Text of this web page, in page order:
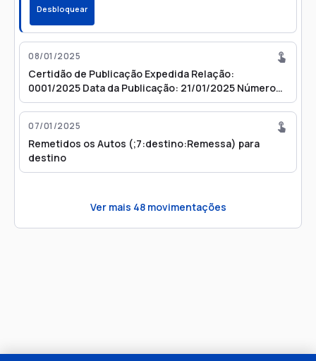
Desbloquear
08/01/2025
Certidão de Publicação Expedida Relação:
0001/2025 Data da Publicação: 21/01/2025 Número
do Diário: 4118
07/01/2025
Remetidos os Autos (;7:destino:Remessa) para
destino
Ver mais 48movimentações